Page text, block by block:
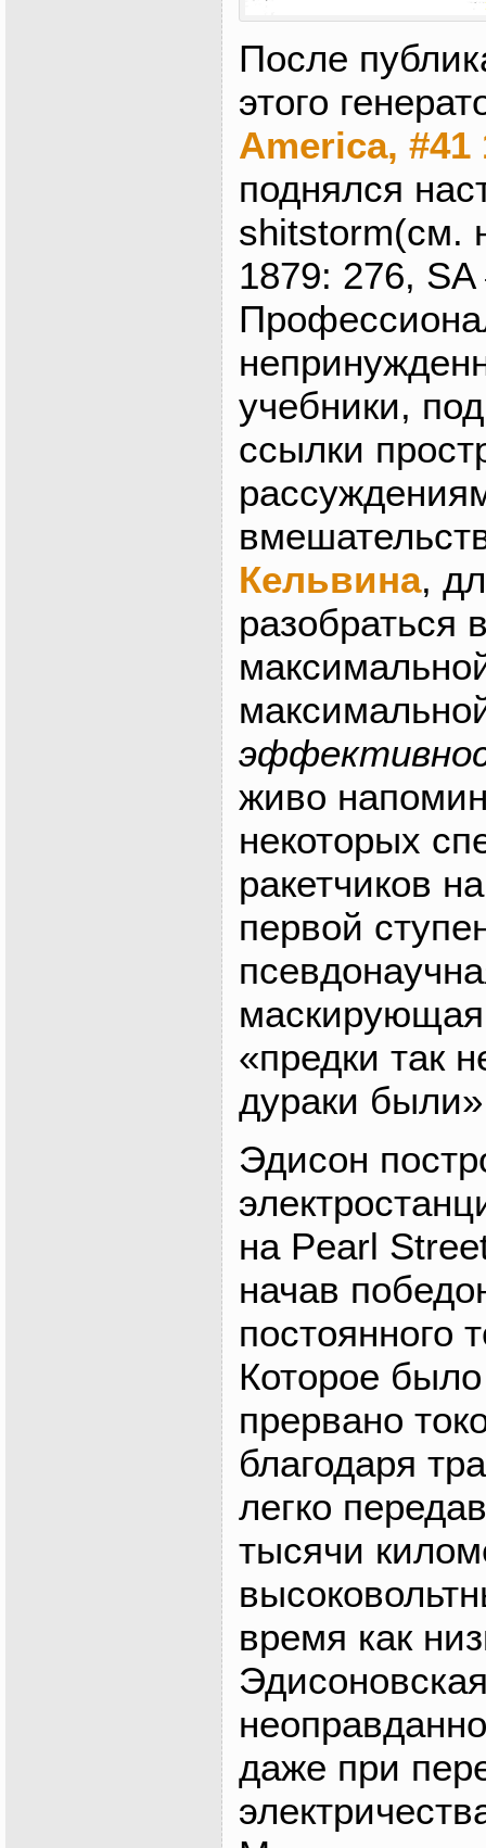
После
этого
America, #41
поднялся
shitstorm(см.
1879: 276,
учебники,
ссылки
Кельвина,
разобраться
живо
некоторых
ракетчиков
первой
«предки так
дураки
Эдисон
на Pearl
начав
постоянного
Которое
прервано
благодаря
легко
тысячи
время как
даже при